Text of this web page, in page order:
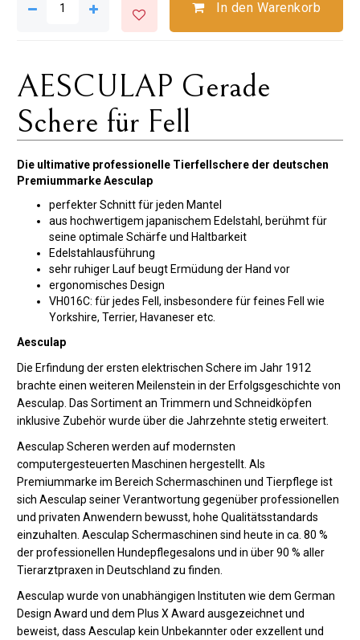
In den Warenkorb
AESCULAP ​​​​Gerade
Schere für Fell
Die ultimative professionelle Tierfellschere der deutschen
Premiummarke Aesculap
perfekter Schnitt für jeden Mantel
aus hochwertigem japanischem Edelstahl, berühmt für
seine optimale Schärfe und Haltbarkeit
Edelstahlausführung
sehr ruhiger Lauf beugt Ermüdung der Hand vor
ergonomisches Design
VH016C: für jedes Fell, insbesondere für feines Fell wie
Yorkshire, Terrier, Havaneser etc.
Aesculap
Die Erfindung der ersten elektrischen Schere im Jahr 1912
brachte einen weiteren Meilenstein in der Erfolgsgeschichte von
Aesculap. Das Sortiment an Trimmern und Schneidköpfen
inklusive Zubehör wurde über die Jahrzehnte stetig erweitert.
Aesculap Scheren werden auf modernsten
computergesteuerten Maschinen hergestellt. Als
Premiummarke im Bereich Schermaschinen und Tierpflege ist
sich Aesculap seiner Verantwortung gegenüber professionellen
und privaten Anwendern bewusst, hohe Qualitätsstandards
einzuhalten. Aesculap Schermaschinen sind heute in ca. 80 %
der professionellen Hundepflegesalons und in über 90 % aller
Tierarztpraxen in Deutschland zu finden.
Aesculap wurde von unabhängigen Instituten wie dem German
Design Award und dem Plus X Award ausgezeichnet und
beweist, dass Aesculap kein Unbekannter oder exzellent und